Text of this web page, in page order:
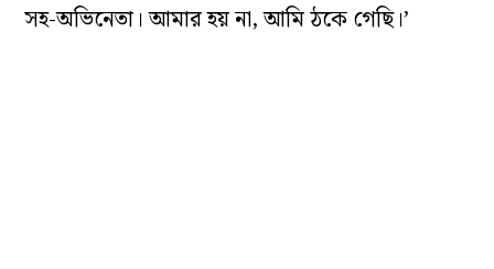
সহ-অভিনেতা। আমার হয় না, আমি ঠকে গেছি।’